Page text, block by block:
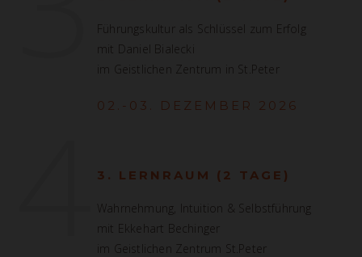
Führungskultur als Schlüssel zum Erfolg
mit Daniel Bialecki
im Geistlichen Zentrum in St.Peter
02.-03. DEZEMBER 2026
3. LERNRAUM (2 TAGE)
Wahrnehmung, Intuition & Selbstführung
mit Ekkehart Bechinger
im Geistlichen Zentrum St.Peter